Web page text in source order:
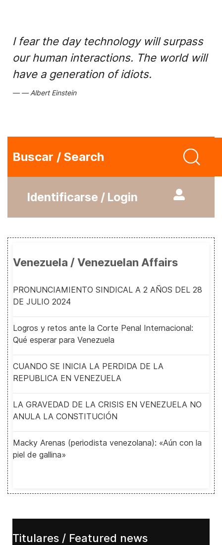
I fear the day technology will surpass
our human interactions. The world will
have a generation of idiots.
Albert Einstein
Buscar / Search
Identificarse / Login
Venezuela / Venezuelan Affairs
PRONUNCIAMIENTO SINDICAL A 2 AÑOS DEL 28
DE JULIO 2024
Logros y retos ante la Corte Penal Internacional:
Qué esperar para Venezuela
CUANDO SE INICIA LA PERDIDA DE LA
REPUBLICA EN VENEZUELA
LA GRAVEDAD DE LA CRISIS EN VENEZUELA NO
ANULA LA CONSTITUCIÓN
Macky Arenas (periodista venezolana): «Aún con la
piel de gallina»
Titulares / Featured news